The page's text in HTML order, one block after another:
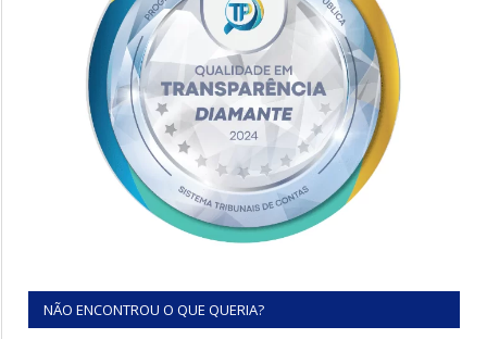
NÃO ENCONTROU O QUE QUERIA?